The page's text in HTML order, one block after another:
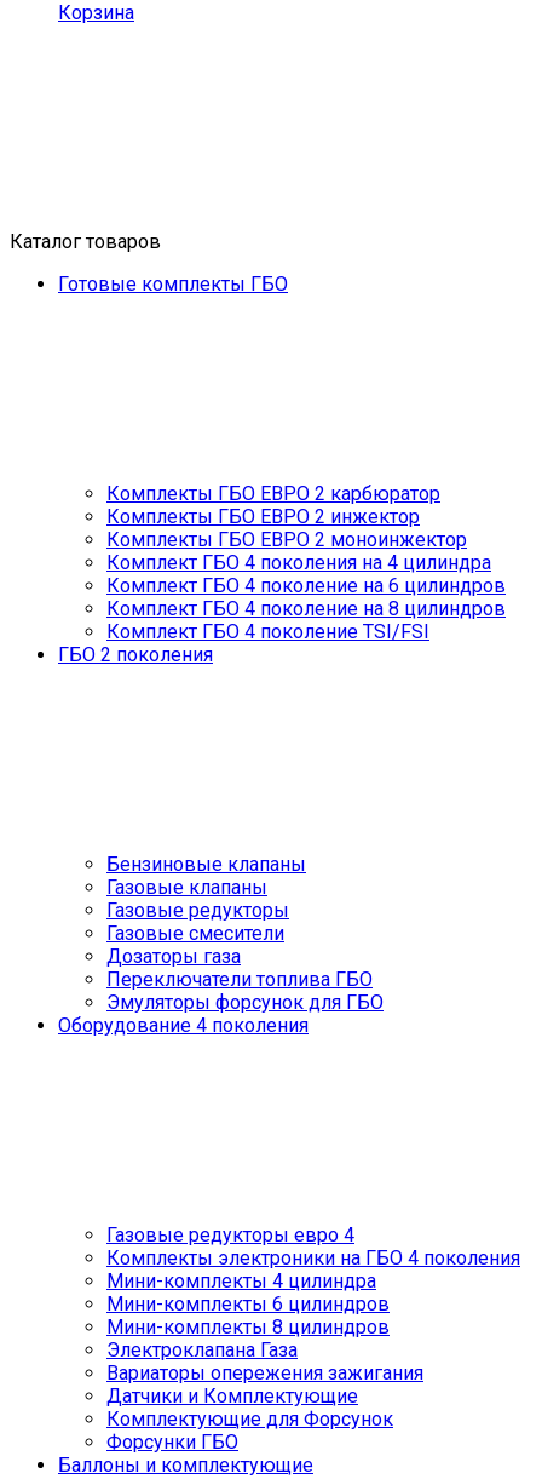
Корзина
Каталог товаров
Готовые комплекты ГБО
Комплекты ГБО ЕВРО 2 карбюратор
Комплекты ГБО ЕВРО 2 инжектор
Комплекты ГБО ЕВРО 2 моноинжектор
Комплект ГБО 4 поколения на 4 цилиндра
Комплект ГБО 4 поколение на 6 цилиндров
Комплект ГБО 4 поколение на 8 цилиндров
Комплект ГБО 4 поколение TSI/FSI
ГБО 2 поколения
Бензиновые клапаны
Газовые клапаны
Газовые редукторы
Газовые смесители
Дозаторы газа
Переключатели топлива ГБО
Эмуляторы форсунок для ГБО
Оборудование 4 поколения
Газовые редукторы евро 4
Комплекты электроники на ГБО 4 поколения
Мини-комплекты 4 цилиндра
Мини-комплекты 6 цилиндров
Мини-комплекты 8 цилиндров
Электроклапана Газа
Вариаторы опережения зажигания
Датчики и Комплектующие
Комплектующие для Форсунок
Форсунки ГБО
Баллоны и комплектующие